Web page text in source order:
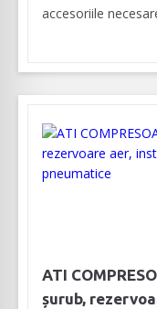
accesoriile
ATI
șurub,